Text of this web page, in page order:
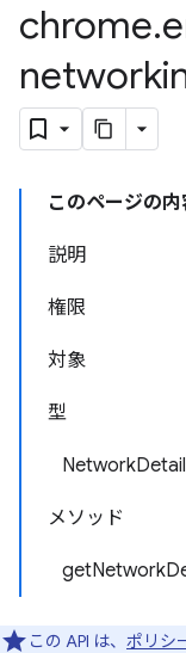
chrome.
このページの内
説明
権限
対象
型
メソッド
この API は、 ポリシ